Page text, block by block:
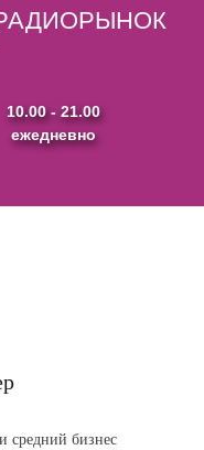
10.00 - 21.00
ежедневно
средний бизнес